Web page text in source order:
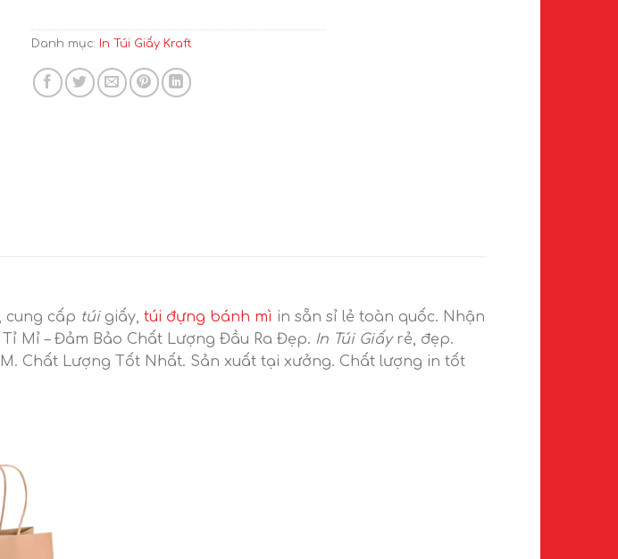
Danh mục: In Túi Giấy Kraft
cung cấp túigiấy, túi đựng bánh mì in sẵn sỉ lẻ toàn quốc. Nhận
Mỉ – Đảm Bảo Chất Lượng Đầu Ra Đẹp. In Túi Giấyrẻ, đẹp.
Chất Lượng Tốt Nhất. Sản xuất tại xưởng. Chất lượng in tốt